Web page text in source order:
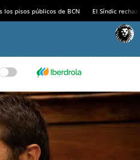
los pisos públicos de BCN El Síndic